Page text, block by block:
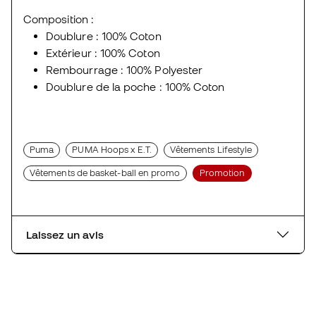
Composition :
Doublure : 100% Coton
Extérieur : 100% Coton
Rembourrage : 100% Polyester
Doublure de la poche : 100% Coton
Puma PUMA Hoops x E.T. Vêtements Lifestyle
Vêtements de basket-ball en promo Promotion
Laissez un avis